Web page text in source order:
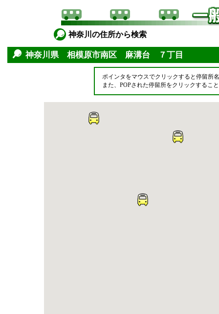
神奈川の住所から検索
神奈川県 相模原市南区 麻溝台 ７丁目
ポインタをマウスでクリックすると停留所
また、POPされた停留所をクリックするこ